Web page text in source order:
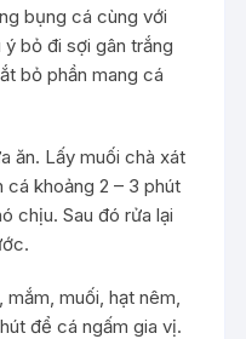
bụng cá cùng với
bỏ đi sợi gân trắng
bỏ phần mang cá
ăn. Lấy muối chà xát
cá khoảng 2 – 3 phút
chịu. Sau đó rửa lại
muối, hạt nêm,
để cá ngấm gia vị.